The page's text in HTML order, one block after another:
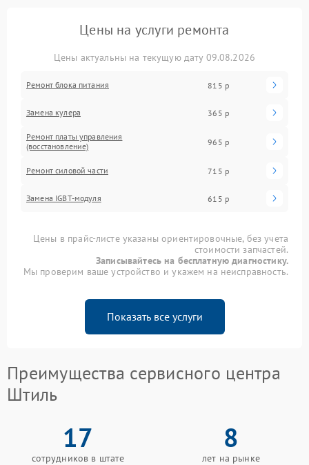
Цены на услуги ремонта
Цены актуальны на текущую дату 09.08.2026
Ремонт блока питания 815 р
Замена кулера 365 р
Ремонт платы управления
(восстановление)
965 р
Ремонт силовой части 715 р
Замена IGBT-модуля 615 р
Цены в прайс-листе указаны ориентировочные, без учета
стоимости запчастей.
Записывайтесь на бесплатную диагностику.
Мы проверим ваше устройство и укажем на неисправность.
Показать все услуги
Преимущества сервисного центра
Штиль
17
сотрудников в штате
8
лет на рынке